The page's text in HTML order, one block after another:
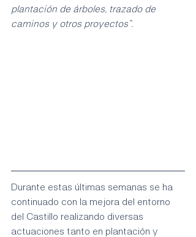
plantación de árboles, trazado de
caminos y otros proyectos”.
Durante estas últimas semanas se ha
continuado con la mejora del entorno
del Castillo realizando diversas
actuaciones tanto en plantación y